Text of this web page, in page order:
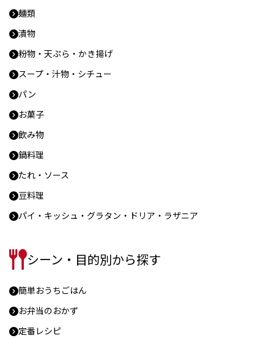
麺類
漬物
粉物・天ぷら・かき揚げ
スープ・汁物・シチュー
パン
お菓子
飲み物
鍋料理
たれ・ソース
豆料理
パイ・キッシュ・グラタン・ドリア・ラザニア
シーン・目的別から探す
簡単おうちごはん
お弁当のおかず
定番レシピ